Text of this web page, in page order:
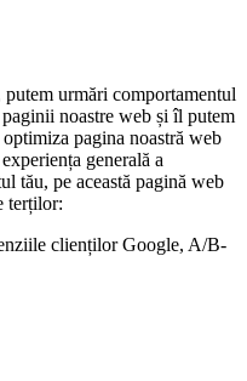
putem urmări comportamentul
noastre web și îl putem
pagina noastră web
generală a
tău, pe această pagină web
terților:
clienților Google, A/B-